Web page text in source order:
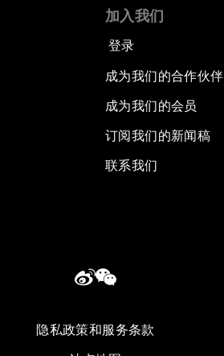
加入我们
登录
成为我们的合作伙伴
成为我们的会员
订阅我们的新闻稿
联系我们
隐私政策和服务条款